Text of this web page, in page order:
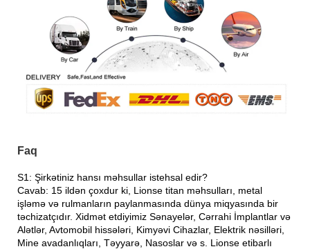
Faq
S1: Şirkətiniz hansı məhsullar istehsal edir?
Cavab: 15 ildən çoxdur ki, Lionse titan məhsulları, metal
işləmə və rulmanların paylanmasında dünya miqyasında bir
təchizatçıdır. Xidmət etdiyimiz Sənayelər, Cərrahi İmplantlar və
Alətlər, Avtomobil hissələri, Kimyəvi Cihazlar, Elektrik nəsilləri,
Mine avadanlıqları, Təyyarə, Nasoslar və s. Lionse etibarlı